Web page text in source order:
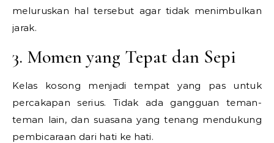
meluruskan hal tersebut agar tidak menimbulkan
jarak.
3. Momen yang Tepat dan Sepi
Kelas kosong menjadi tempat yang pas untuk
percakapan serius. Tidak ada gangguan teman-
teman lain, dan suasana yang tenang mendukung
pembicaraan dari hati ke hati.